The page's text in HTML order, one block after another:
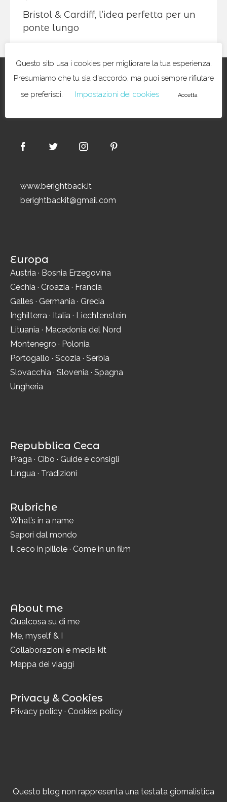
Bristol & Cardiff, l’idea perfetta per un
ponte lungo
*Be Right Back
www.berightback.it
berightbackit@gmail.com
Europa
Austria · Bosnia Erzegovina
Cechia · Croazia · Francia
Galles · Germania · Grecia
Inghilterra · Italia · Liechtenstein
Lituania · Macedonia del Nord
Montenegro · Polonia
Portogallo · Scozia · Serbia
Slovacchia · Slovenia · Spagna
Ungheria
Repubblica Ceca
Praga · Cibo · Guide e consigli
Lingua · Tradizioni
Rubriche
What’s in a name
Sapori dal mondo
Il ceco in pillole · Come in un film
About me
Qualcosa su di me
Me, myself & I
Collaborazioni e media kit
Mappa dei viaggi
Privacy & Cookies
Privacy policy · Cookies policy
Questo blog non rappresenta una testata giornalistica
Questo sito usa i cookies per migliorare la tua esperienza.
Presumiamo che tu sia d'accordo, ma puoi sempre rifiutare
se preferisci.
Impostazioni dei cookies Accetta